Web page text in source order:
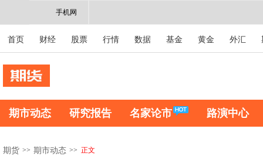
手机网
首页 财经 股票 行情 数据 基金 黄金 外汇
期市动态 研究报告 名家论市 路演中心
期货 >> 期市动态 >> 正文